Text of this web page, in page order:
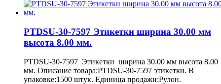
PTDSU-30-7597 Этикетки ширина 30.00 мм
высота 8.00 мм.
PTDSU-30-7597 Этикетки ширина 30.00 мм высота 8.00
мм. Описание товара:PTDSU-30-7597 этикетки. В
упаковке:1500 штук. Единица продажи:Рулон.